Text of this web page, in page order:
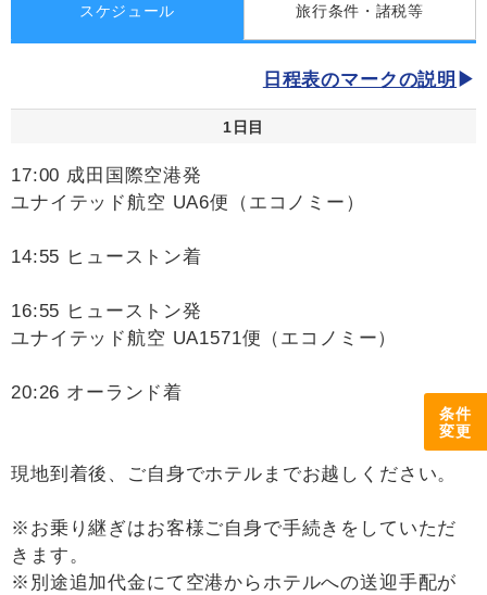
条件
変更
スケジュール 旅行条件・諸税等
日程表のマークの説明
1日目
17:00 成田国際空港発
ユナイテッド航空 UA6便（エコノミー）
14:55 ヒューストン着
16:55 ヒューストン発
ユナイテッド航空 UA1571便（エコノミー）
20:26 オーランド着
現地到着後、ご自身でホテルまでお越しください。
※お乗り継ぎはお客様ご自身で手続きをしていただ
きます。
※別途追加代金にて空港からホテルへの送迎手配が